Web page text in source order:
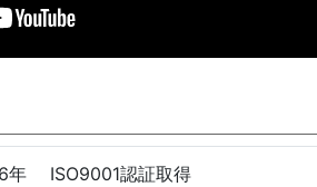
年 ISO9001認証取得